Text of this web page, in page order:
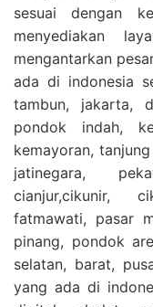
sesuai dengan
menyediakan
mengantarkan
ada di indonesia
tambun, jakarta,
pondok indah,
kemayoran,
jatinegara,
cianjur,cikunir,
fatmawati, pasar
pinang, pondok
selatan, barat,
yang ada di